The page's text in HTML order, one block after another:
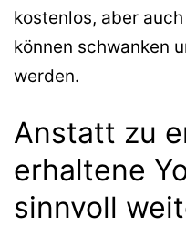
kostenlos, aber
können schwanken
werden.
Anstatt zu
erhaltene
sinnvoll